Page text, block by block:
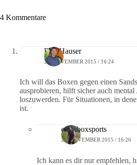
4 Kommentare
Ralf Hauser
22. NOVEMBER 2015 / 16:24
Ich will das Boxen gegen einen
ausprobieren, hilft sicher auch mental
loszuwerden. Für Situationen, in
ist.
crossboxsports
22. NOVEMBER 2015 / 16:26
Ich kann es dir nur empfehlen,